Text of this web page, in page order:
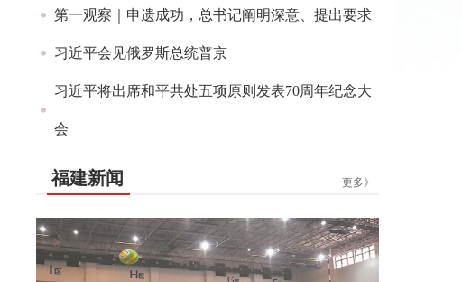
第一观察｜申遗成功，总书记阐明深意、提出要求
习近平会见俄罗斯总统普京
习近平将出席和平共处五项原则发表70周年纪念大
会
更多》
福建新闻